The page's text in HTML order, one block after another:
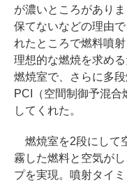
が濃いところがあり
保てないなどの理由
れたところで燃料噴
理想的な燃焼を求め
燃焼室で、さらに多
PCI（空間制御予混合
してくれた。
燃焼室を2段にして
霧した燃料と空気が
プを実現。噴射タイ